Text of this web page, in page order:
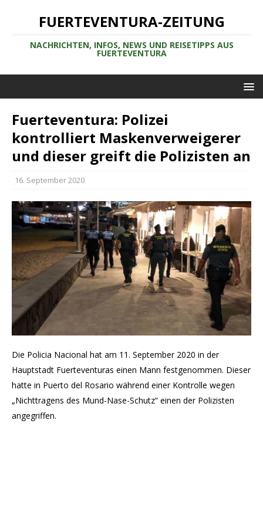
FUERTEVENTURA-ZEITUNG
NACHRICHTEN, INFOS, NEWS UND REISETIPPS AUS
FUERTEVENTURA
Fuerteventura: Polizei
kontrolliert Maskenverweigerer
und dieser greift die Polizisten an
16. September 2020
Die Policia Nacional hat am 11. September 2020 in der
Hauptstadt Fuerteventuras einen Mann festgenommen. Dieser
hatte in Puerto del Rosario während einer Kontrolle wegen
„Nichttragens des Mund-Nase-Schutz“ einen der Polizisten
angegriffen.